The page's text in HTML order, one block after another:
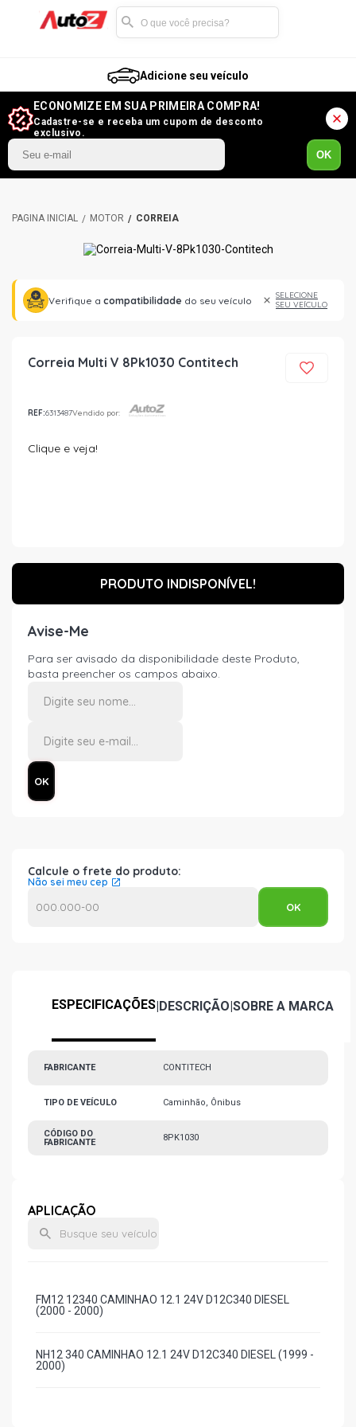
Adicione seu veículo
ECONOMIZE EM SUA PRIMEIRA COMPRA!
Cadastre-se e receba um cupom de desconto
exclusivo.
OK
MOTOR CORREIA
Verifique a compatibilidade do seu veículo
SELECIONE
SEU VEÍCULO
Correia Multi V 8Pk1030 Contitech
REF:6313487Vendido por:
Clique e veja!
PRODUTO INDISPONÍVEL!
Avise-Me
Para ser avisado da disponibilidade deste Produto,
basta preencher os campos abaixo.
Calcule o frete do produto:
Não sei meu cep
ESPECIFICAÇÕES|DESCRIÇÃO|SOBRE A MARCA
FABRICANTE CONTITECH
TIPO DE VEÍCULO Caminhão, Ônibus
CÓDIGO DO
FABRICANTE
8PK1030
APLICAÇÃO
FM12 12340 CAMINHAO 12.1 24V D12C340 DIESEL
(2000 - 2000)
NH12 340 CAMINHAO 12.1 24V D12C340 DIESEL (1999 -
2000)